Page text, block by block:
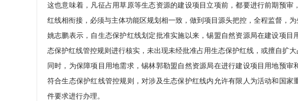
这也意味着，凡征占用草原等生态资源的建设项目立项前，都要进行前期预
红线相衔接，必须与主体功能区规划相一致，做到项目源头把控，全程监督，为
姚志鹏表示，自生态保护红线划定批准实施以来，锡盟自然资源局在建设项
态保护红线管控规则进行核实，未出现未经批准占用生态保护红线，或擅自扩
同时，为保障项目用地需求，锡林郭勒盟自然资源局在进行建设项目用地预
符合生态保护红线管控规则，对涉及生态保护红线内允许有限人为活动和国
件要求进行办理。